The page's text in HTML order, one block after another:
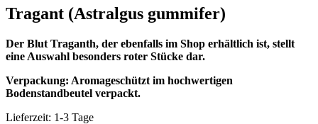
Tragant (Astralgus gummifer)
Der Blut Traganth, der ebenfalls im Shop erhältlich ist, stellt
eine Auswahl besonders roter Stücke dar.
Verpackung: Aromageschützt im hochwertigen
Bodenstandbeutel verpackt.
Lieferzeit: 1-3 Tage